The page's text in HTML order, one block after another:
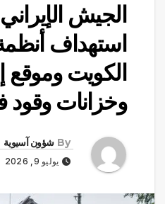
الجيش
استهداف
الكويت وموقع
وخزانات وقود
By شؤون آسيوية
يوليو 9, 2026